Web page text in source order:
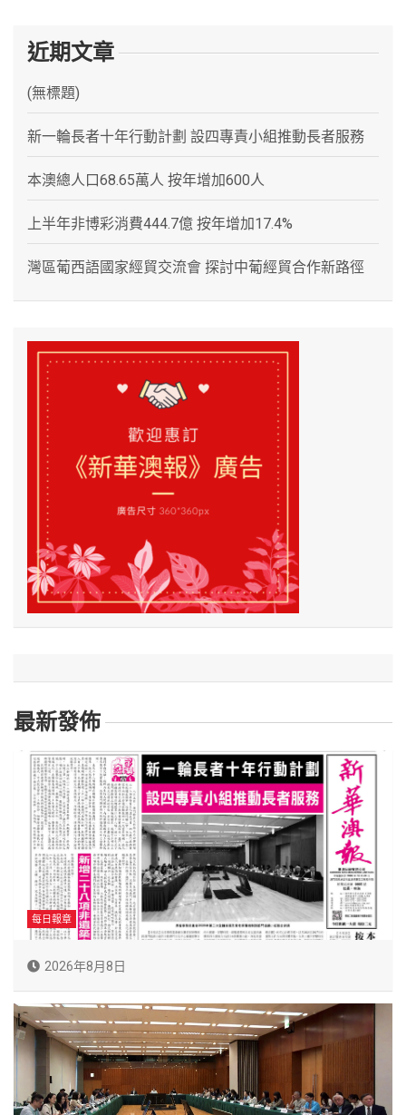
近期文章
(無標題)
新一輪長者十年行動計劃 設四專責小組推動長者服務
本澳總人口68.65萬人 按年增加600人
上半年非博彩消費444.7億 按年增加17.4%
灣區葡西語國家經貿交流會 探討中葡經貿合作新路徑
最新發佈
每日報章
2026年8月8日